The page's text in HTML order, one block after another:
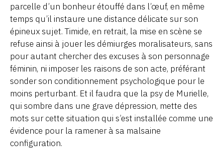
parcelle d’un bonheur étouffé dans l’œuf, en même
temps qu’il instaure une distance délicate sur son
épineux sujet. Timide, en retrait, la mise en scène se
refuse ainsi à jouer les démiurges moralisateurs, sans
pour autant chercher des excuses à son personnage
féminin, ni imposer les raisons de son acte, préférant
sonder son conditionnement psychologique pour le
moins perturbant. Et il faudra que la psy de Murielle,
qui sombre dans une grave dépression, mette des
mots sur cette situation qui s’est installée comme une
évidence pour la ramener à sa malsaine
configuration.